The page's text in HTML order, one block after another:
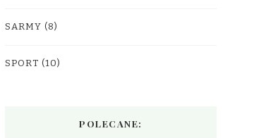
SARMY (8)
SPORT (10)
POLECANE: